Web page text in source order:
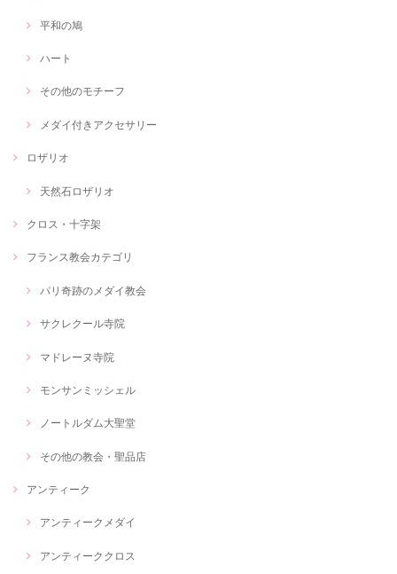
平和の鳩
ハート
その他のモチーフ
メダイ付きアクセサリー
ロザリオ
天然石ロザリオ
クロス・十字架
フランス教会カテゴリ
パリ奇跡のメダイ教会
サクレクール寺院
マドレーヌ寺院
モンサンミッシェル
ノートルダム大聖堂
その他の教会・聖品店
アンティーク
アンティークメダイ
アンティーククロス